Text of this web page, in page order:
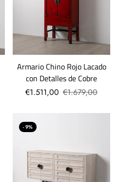
Armario Chino Rojo Lacado
con Detalles de Cobre
€1.511,00 €1.679,00
- 9%